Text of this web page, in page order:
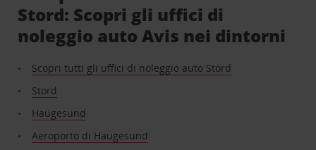
Stord: Scopri gli uffici di
noleggio auto Avis nei dintorni
Scopri tutti gli uffici di noleggio auto Stord
Stord
Haugesund
Aeroporto di Haugesund